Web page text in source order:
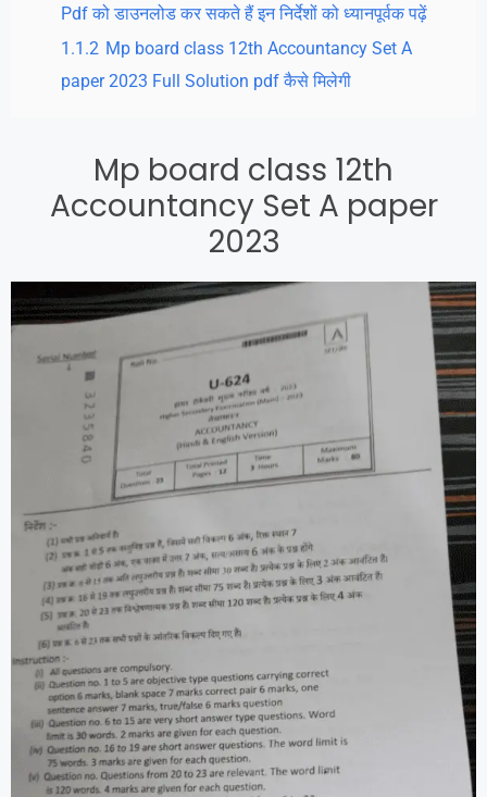
Pdf को डाउनलोड कर सकते हैं इन निर्देशों को ध्यानपूर्वक पढ़ें
1.1.2 Mp board class 12th Accountancy Set A
paper 2023 Full Solution pdf कैसे मिलेगी
Mp board class 12th
Accountancy Set A paper
2023